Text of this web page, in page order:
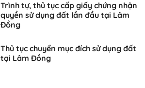
Trình tự, thủ tục cấp giấy chứng nhận
quyền sử dụng đất lần đầu tại Lâm
Đồng
Thủ tục chuyển mục đích sử dụng đất
tại Lâm Đồng